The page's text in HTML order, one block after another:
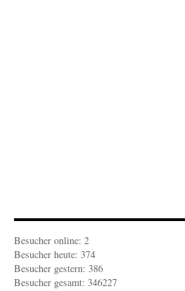
Besucher online: 2
Besucher heute: 374
Besucher gestern: 386
Besucher gesamt: 346227